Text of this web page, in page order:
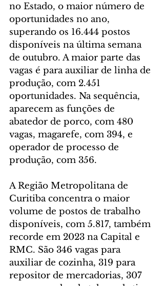
no Estado, o maior número de
oportunidades no ano,
superando os 16.444 postos
disponíveis na última semana
de outubro. A maior parte das
vagas é para auxiliar de linha de
produção, com 2.451
oportunidades. Na sequência,
aparecem as funções de
abatedor de porco, com 480
vagas, magarefe, com 394, e
operador de processo de
produção, com 356.
A Região Metropolitana de
Curitiba concentra o maior
volume de postos de trabalho
disponíveis, com 5.817, também
recorde em 2023 na Capital e
RMC. São 346 vagas para
auxiliar de cozinha, 319 para
repositor de mercadorias, 307